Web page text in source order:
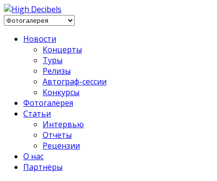
Новости
Концерты
Туры
Релизы
Автограф-сессии
Конкурсы
Фотогалерея
Статьи
Интервью
Отчеты
Рецензии
О нас
Партнёры